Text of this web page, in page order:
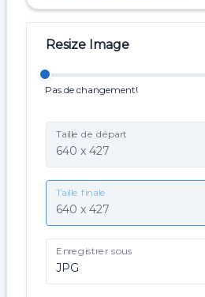
Resize Image
Pas de changement!
Taille de départ
Taille finale
Enregistrer sous